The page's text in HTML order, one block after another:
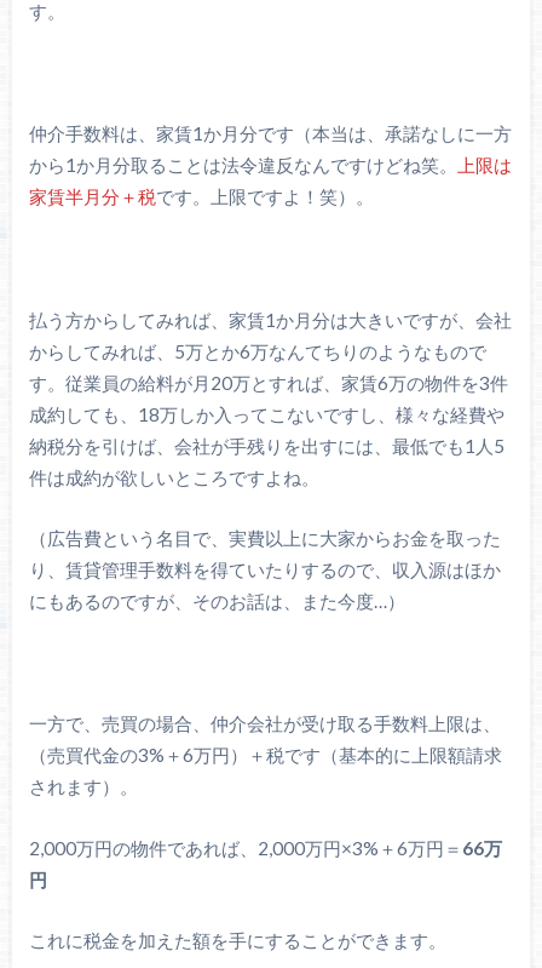
す。
仲介手数料は、家賃1か月分です（本当は、承諾なしに一方
から1か月分取ることは法令違反なんですけどね笑。
上限は
家賃半月分＋税です。上限ですよ！笑）。
払う方からしてみれば、家賃1か月分は大きいですが、会社
からしてみれば、5万とか6万なんてちりのようなもので
す。従業員の給料が月20万とすれば、家賃6万の物件を3件
成約しても、18万しか入ってこないですし、様々な経費や
納税分を引けば、会社が手残りを出すには、最低でも1人5
件は成約が欲しいところですよね。
（広告費という名目で、実費以上に大家からお金を取った
り、賃貸管理手数料を得ていたりするので、収入源はほか
にもあるのですが、そのお話は、また今度…）
一方で、売買の場合、仲介会社が受け取る手数料上限は、
（売買代金の3%＋6万円）＋税です（基本的に上限額請求
されます）。
2,000万円の物件であれば、2,000万円×3%＋6万円＝ 66万
円
これに税金を加えた額を手にすることができます。